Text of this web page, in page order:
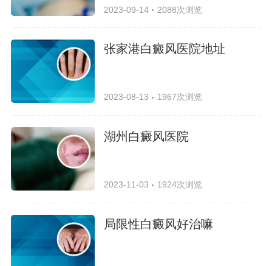
2023-09-14 2088次浏览
张家港白癜风医院地址
2023-08-13 1967次浏览
湖州白癜风医院
2023-11-03 1924次浏览
局限性白癜风好治嘛